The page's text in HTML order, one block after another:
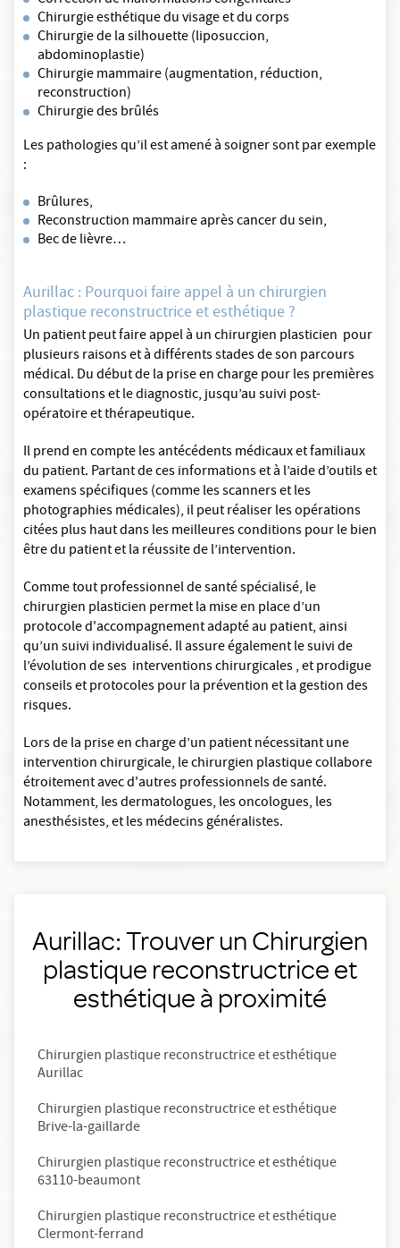
Chirurgie esthétique du visage et du corps
Chirurgie de la silhouette (liposuccion,
abdominoplastie)
Chirurgie mammaire (augmentation, réduction,
reconstruction)
Chirurgie des brûlés
Les pathologies qu’il est amené à soigner sont par exemple
:
Brûlures,
Reconstruction mammaire après cancer du sein,
Bec de lièvre…
Aurillac : Pourquoi faire appel à un chirurgien
plastique reconstructrice et esthétique ?
Un patient peut faire appel à un chirurgien plasticien pour
plusieurs raisons et à différents stades de son parcours
médical. Du début de la prise en charge pour les premières
consultations et le diagnostic, jusqu’au suivi post-
opératoire et thérapeutique.
Il prend en compte les antécédents médicaux et familiaux
du patient. Partant de ces informations et à l’aide d’outils et
examens spécifiques (comme les scanners et les
photographies médicales), il peut réaliser les opérations
citées plus haut dans les meilleures conditions pour le bien
être du patient et la réussite de l’intervention.
Comme tout professionnel de santé spécialisé, le
chirurgien plasticien permet la mise en place d’un
protocole d'accompagnement adapté au patient, ainsi
qu’un suivi individualisé. Il assure également le suivi de
l’évolution de ses interventions chirurgicales , et prodigue
conseils et protocoles pour la prévention et la gestion des
risques.
Lors de la prise en charge d’un patient nécessitant une
intervention chirurgicale, le chirurgien plastique collabore
étroitement avec d'autres professionnels de santé.
Notamment, les dermatologues, les oncologues, les
anesthésistes, et les médecins généralistes.
Aurillac: Trouver un Chirurgien
plastique reconstructrice et
esthétique à proximité
Chirurgien plastique reconstructrice et esthétique
Aurillac
Chirurgien plastique reconstructrice et esthétique
Brive-la-gaillarde
Chirurgien plastique reconstructrice et esthétique
63110-beaumont
Chirurgien plastique reconstructrice et esthétique
Clermont-ferrand